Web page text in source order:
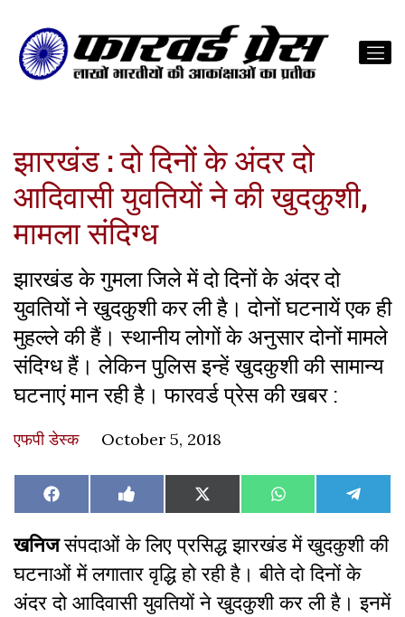
झारखंड : दो दिनों के अंदर दो
आदिवासी युवतियों ने की खुदकुशी,
मामला संदिग्ध
झारखंड के गुमला जिले में दो दिनों के अंदर दो
युवतियों ने खुदकुशी कर ली है। दोनों घटनायें एक ही
मुहल्ले की हैं। स्थानीय लोगों के अनुसार दोनों मामले
संदिग्ध हैं। लेकिन पुलिस इन्हें खुदकुशी की सामान्य
घटनाएं मान रही है। फारवर्ड प्रेस की खबर :
एफपी डेस्‍क October 5, 2018
Share
on
Facebook Share
on
Like
on
Facebook
Share
on
X
(Twitter)
Share
on
WhatsAppShare
on
खनिजसंपदाओं के लिए प्रसिद्ध झारखंड में खुदकुशी की
घटनाओं में लगातार वृद्धि हो रही है। बीते दो दिनों के
अंदर दो आदिवासी युवतियों ने खुदकुशी कर ली है। इनमें